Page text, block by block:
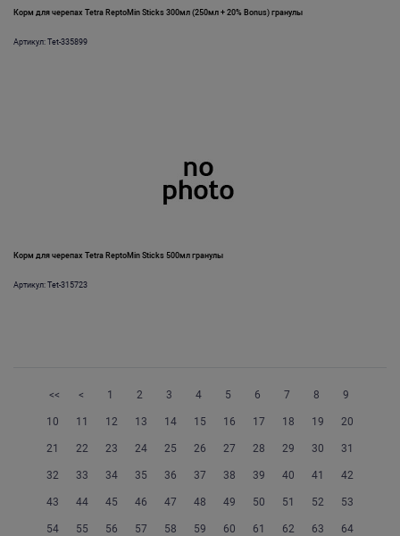
Корм для черепах Tetra ReptoMin Sticks 300мл (250мл + 20% Bonus) гранулы
Артикул: Tet-335899
Корм для черепах Tetra ReptoMin Sticks 500мл гранулы
Артикул: Tet-315723
<< < 1 2 3 4 5 6 7 8 9
10 11 12 13 14 15 16 17 18 19 20
21 22 23 24 25 26 27 28 29 30 31
32 33 34 35 36 37 38 39 40 41 42
43 44 45 46 47 48 49 50 51 52 53
54 55 56 57 58 59 60 61 62 63 64